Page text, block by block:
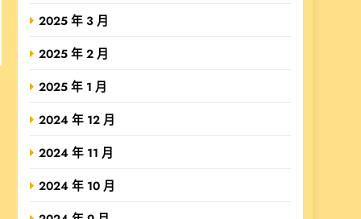
2025 年 3 月
2025 年 2 月
2025 年 1 月
2024 年 12 月
2024 年 11 月
2024 年 10 月